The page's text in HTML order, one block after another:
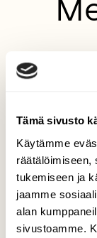
Tämä sivusto
Käytämme
räätälöimiseen,
tukemiseen ja
jaamme
alan
sivustoamme.